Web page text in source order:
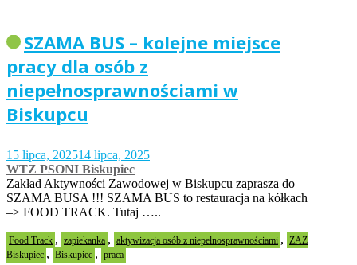
SZAMA BUS – kolejne miejsce
pracy dla osób z
niepełnosprawnościami w
Biskupcu
15 lipca, 202514 lipca, 2025
WTZ PSONI Biskupiec
Zakład Aktywności Zawodowej w Biskupcu zaprasza do
SZAMA BUSA !!! SZAMA BUS to restauracja na kółkach
–> FOOD TRACK. Tutaj …..
Food Track , zapiekanka , aktywizacja osób z niepełnosprawnościami ,
ZAZ
Biskupiec , Biskupiec , praca